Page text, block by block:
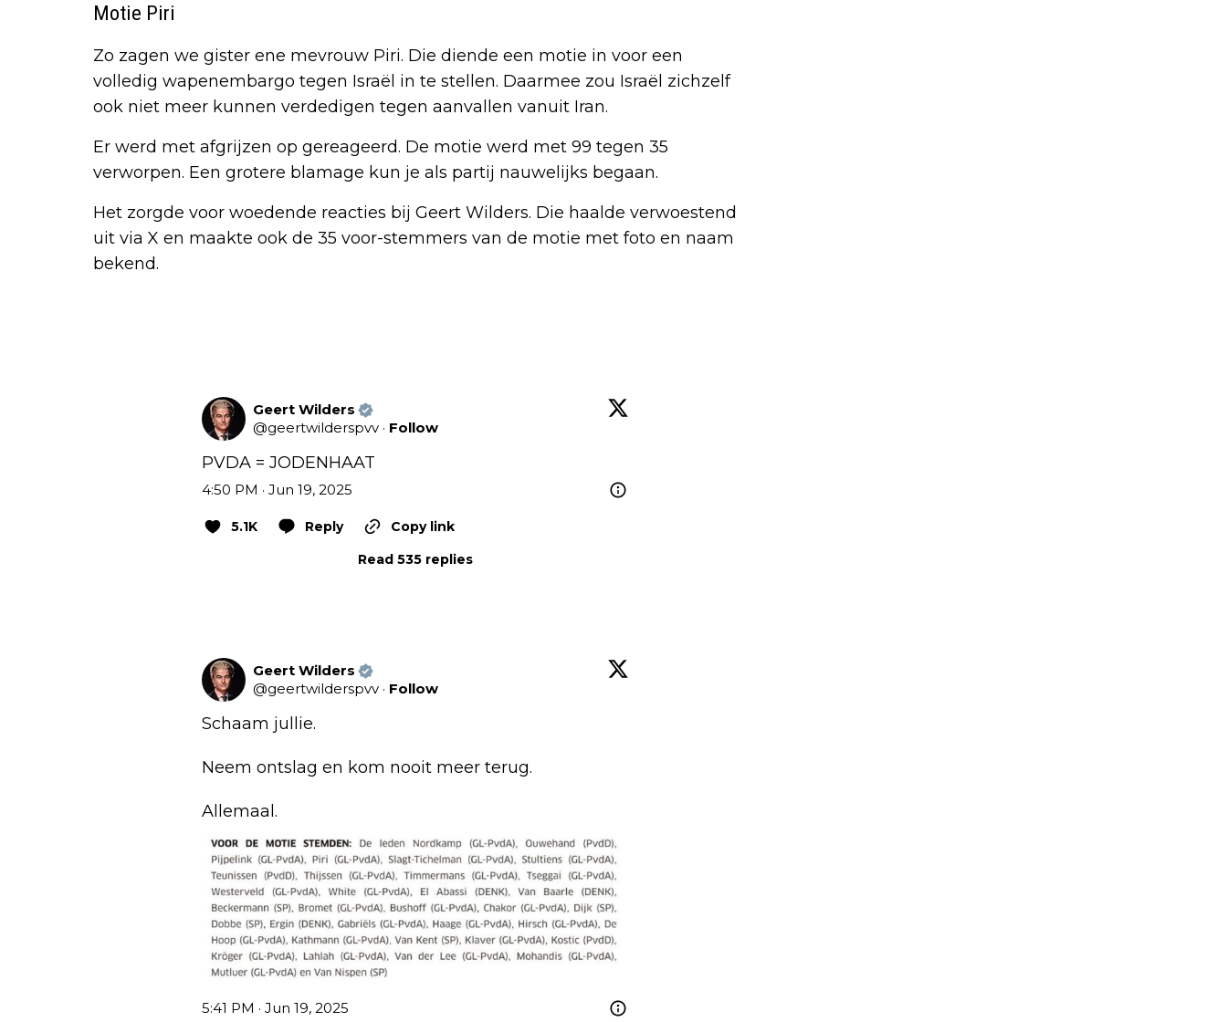
Motie Piri
Zo zagen we gister ene mevrouw Piri. Die diende een motie in voor een
volledig wapenembargo tegen Israël in te stellen. Daarmee zou Israël zichzelf
ook niet meer kunnen verdedigen tegen aanvallen vanuit Iran.
Er werd met afgrijzen op gereageerd. De motie werd met 99 tegen 35
verworpen. Een grotere blamage kun je als partij nauwelijks begaan.
Het zorgde voor woedende reacties bij Geert Wilders. Die haalde verwoestend
uit via X en maakte ook de 35 voor-stemmers van de motie met foto en naam
bekend.
Geert Wilders
@geertwilderspvv · Follow
PVDA = JODENHAAT
4:50 PM · Jun 19, 2025
5.1K Reply
Copy link
Read 535 replies
Geert Wilders
@geertwilderspvv · Follow
Schaam jullie.
Neem ontslag en kom nooit meer terug.
Allemaal.
5:41 PM · Jun 19, 2025